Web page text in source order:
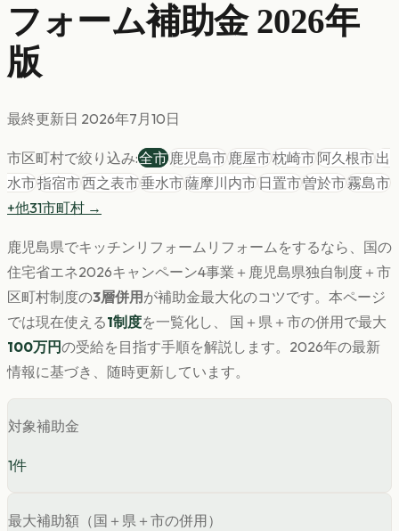
フォーム補助金 2026年
版
最終更新日 2026年7月10日
市区町村で絞り込み:全市鹿児島市鹿屋市枕崎市阿久根市出
水市指宿市西之表市垂水市薩摩川内市日置市曽於市霧島市
+他31市町村 →
鹿児島県でキッチンリフォーム リフォームをするなら、国の
住宅省エネ2026キャンペーン4事業＋ 鹿児島県独自制度＋市
区町村制度の3層併用 が補助金最大化のコツです。 本ページ
では現在使える1制度を一覧化し、 国＋県＋市の併用で最大
100万円の受給を目指す手順を解説します。 2026年の最新
情報に基づき、随時更新しています。
対象補助金
1件
最大補助額（国＋県＋市の併用）